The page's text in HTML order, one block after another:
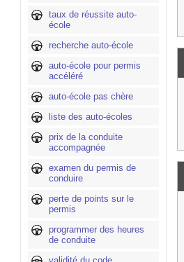
taux de réussite auto-
école
recherche auto-école
auto-école pour permis
accéléré
auto-école pas chère
liste des auto-écoles
prix de la conduite
accompagnée
examen du permis de
conduire
perte de points sur le
permis
programmer des heures
de conduite